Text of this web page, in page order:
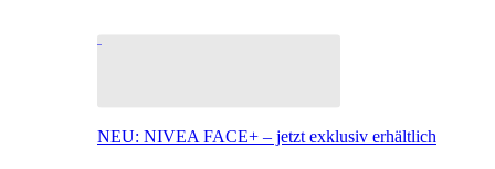
NEU: NIVEA FACE+ – jetzt exklusiv erhältlich